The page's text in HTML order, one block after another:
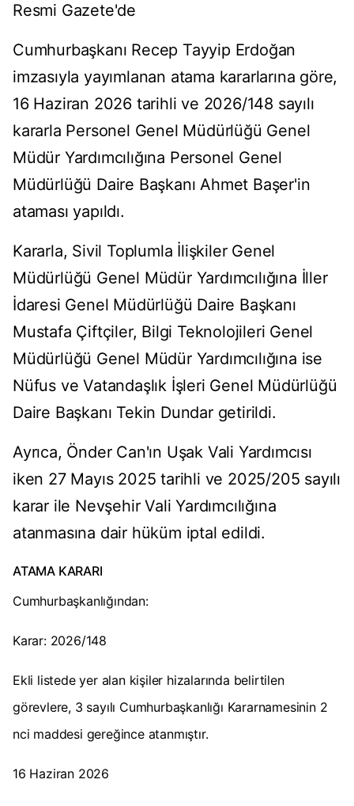
Resmi Gazete'de
Cumhurbaşkanı Recep Tayyip Erdoğan
imzasıyla yayımlanan atama kararlarına göre,
16 Haziran 2026 tarihli ve 2026/148 sayılı
kararla Personel Genel Müdürlüğü Genel
Müdür Yardımcılığına Personel Genel
Müdürlüğü Daire Başkanı Ahmet Başer'in
ataması yapıldı.
Kararla, Sivil Toplumla İlişkiler Genel
Müdürlüğü Genel Müdür Yardımcılığına İller
İdaresi Genel Müdürlüğü Daire Başkanı
Mustafa Çiftçiler, Bilgi Teknolojileri Genel
Müdürlüğü Genel Müdür Yardımcılığına ise
Nüfus ve Vatandaşlık İşleri Genel Müdürlüğü
Daire Başkanı Tekin Dundar getirildi.
Ayrıca, Önder Can'ın Uşak Vali Yardımcısı
iken 27 Mayıs 2025 tarihli ve 2025/205 sayılı
karar ile Nevşehir Vali Yardımcılığına
atanmasına dair hüküm iptal edildi.
ATAMA KARARI
Cumhurbaşkanlığından:
Karar: 2026/148
Ekli listede yer alan kişiler hizalarında belirtilen
görevlere, 3 sayılı Cumhurbaşkanlığı Kararnamesinin 2
nci maddesi gereğince atanmıştır.
16 Haziran 2026